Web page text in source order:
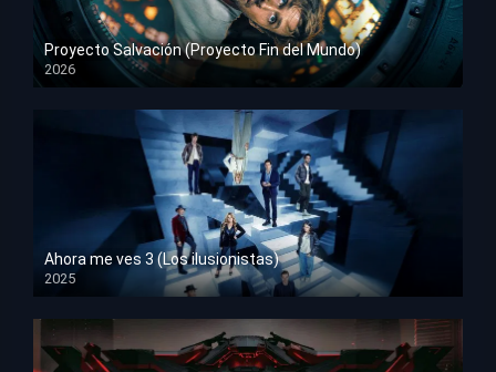
Proyecto Salvación (Proyecto Fin del Mundo)
2026
HD 1080p
Ahora me ves 3 (Los ilusionistas)
2025
HD 1080p